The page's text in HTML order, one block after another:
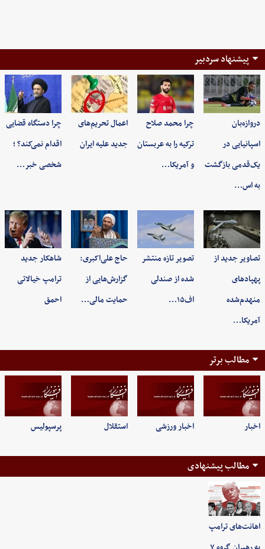
پیشنهاد سردبیر
دروازه‌بان
اسپانیایی در
یک‌قدمی بازگشت
به اس…
چرا محمد صلاح
ترکیه را به عربستان
و آمریکا…
اعمال تحریم‌های
جدید علیه ایران
چرا دستگاه قضایی
اقدام نمی‌کند؟ ؛
شخصی خبر…
تصاویر جدید از
پهپادهای
منهدم‌شده
آمریکا…
تصویر تازه منتشر
شده از صندلی
اف۱۵…
حاج علی‌اکبری:
گزارش‌هایی از
حمایت مالی…
شاهکار جدید
ترامپ خیالاتی
احمق
مطالب برتر
اخبار اخبار ورزشی استقلال پرسپولیس
مطالب پیشنهادی
اهانت‌های ترامپ